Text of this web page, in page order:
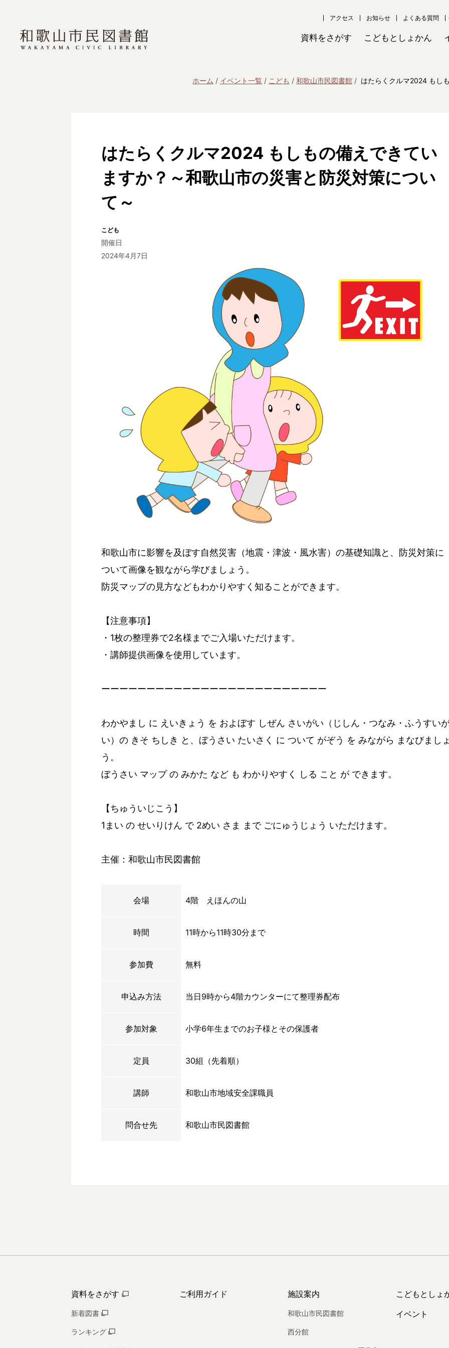
アクセス お知らせ よくある質問
資料をさがす こどもとしょかん
ホーム イベント一覧 こども 和歌山市民図書館 はたらくクルマ2024 もし
はたらくクルマ2024 もしもの備えできてい
ますか？～和歌山市の災害と防災対策につい
て～
こども
開催日
2024年4月7日
和歌山市に影響を及ぼす自然災害（地震・津波・風水害）の基礎知識と、防災対策に
ついて画像を観ながら学びましょう。
防災マップの見方などもわかりやすく知ることができます。
【注意事項】
・1枚の整理券で2名様までご入場いただけます。
・講師提供画像を使用しています。
ーーーーーーーーーーーーーーーーーーーーーーーーー
わかやまし に えいきょう を およぼす しぜん さいがい（じしん・つなみ・ふうすい
い）の きそ ちしき と、ぼうさい たいさく に ついて がぞう を みながら まなびまし
う。
ぼうさい マップ の みかた など も わかりやすく しる こと が できます。
【ちゅういじこう】
1まい の せいりけん で 2めい さま まで ごにゅうじょう いただけます。
主催：和歌山市民図書館
会場 4階 えほんの山
時間 11時から11時30分まで
参加費 無料
申込み方法 当日9時から4階カウンターにて整理券配布
参加対象 小学6年生までのお子様とその保護者
定員 30組（先着順）
講師 和歌山市地域安全課職員
問合せ先 和歌山市民図書館
資料をさがす
新着図書
ランキング
ご利用ガイド 施設案内
和歌山市民図書館
西分館
こどもとしょ
イベント